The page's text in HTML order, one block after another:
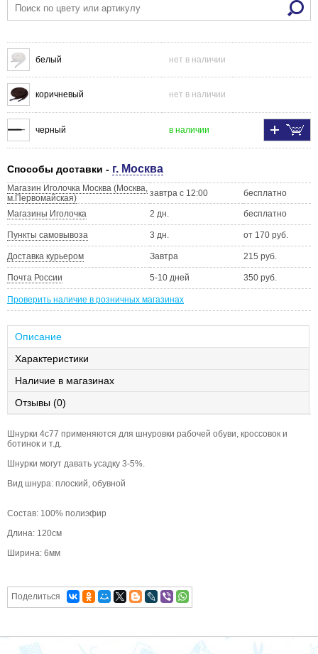
белый нет в наличии
коричневый нет в наличии
черный в наличии
Способы доставки - г. Москва
Магазин Иголочка Москва (Москва,
м.Первомайская)
завтра с 12:00 бесплатно
Магазины Иголочка 2 дн. бесплатно
Пункты самовывоза 3 дн. от 170 руб.
Доставка курьером Завтра 215 руб.
Почта России 5-10 дней 350 руб.
Проверить наличие в розничных магазинах
Описание
Характеристики
Наличие в магазинах
Отзывы (0)
Шнурки 4c77 применяются для шнуровки рабочей обуви, кроссовок и
ботинок и т.д.
Шнурки могут давать усадку 3-5%.
Вид шнура: плоский, обувной
Состав: 100% полиэфир
Длина: 120см
Ширина: 6мм
Поделиться